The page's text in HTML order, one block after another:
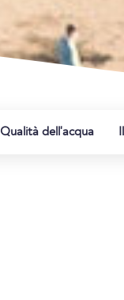
Qualità dell'acqua